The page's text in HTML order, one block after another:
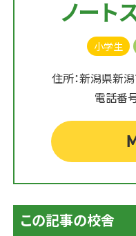
ノート
小学生
住所：新潟県新
電話番
この記事の校舎